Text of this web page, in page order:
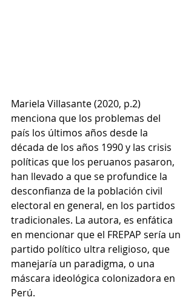
Mariela Villasante (2020, p.2)
menciona que los problemas del
país los últimos años desde la
década de los años 1990 y las crisis
políticas que los peruanos pasaron,
han llevado a que se profundice la
desconfianza de la población civil
electoral en general, en los partidos
tradicionales. La autora, es enfática
en mencionar que el FREPAP sería un
partido político ultra religioso, que
manejaría un paradigma, o una
máscara ideológica colonizadora en
Perú.